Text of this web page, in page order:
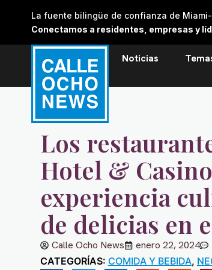
La fuente bilingüe de confianza de
Conectamos a residentes, empresas y
Noticias
Los
Hotel &
experiencia
de delicias en
Calle Ocho News enero 22, 2024
CATEGORÍAS: COMIDA Y BEBIDA,